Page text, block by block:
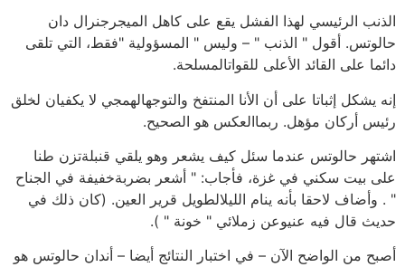
الذنب الرئيسي لهذا الفشل يقع على كاهل الميجرجنرال دان
حالوتس. أقول " الذنب " – وليس " المسؤولية "فقط، التي تلقى
دائما على القائد الأعلى للقواتالمسلحة.
إنه يشكل إثباتا على أن الأنا المنتفخ والتوجهالهمجي لا يكفيان لخلق
رئيس أركان مؤهل. ربماالعكس هو الصحيح.
اشتهر حالوتس عندما سئل كيف يشعر وهو يلقي قنبلةتزن طنا
على بيت سكني في غزة، فأجاب: " أشعر بضربةخفيفة في الجناح
" . وأضاف لاحقا بأنه ينام الليلالطويل قرير العين. (كان ذلك في
حديث قال فيه عنيوعن زملائي " خونة " ).
أصبح من الواضح الآن – في اختبار النتائج أيضا – أندان حالوتس هو